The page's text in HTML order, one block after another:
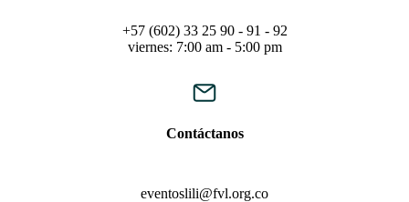
+57 (602) 33 25 90 - 91 - 92
viernes: 7:00 am - 5:00 pm
Contáctanos
eventoslili@fvl.org.co